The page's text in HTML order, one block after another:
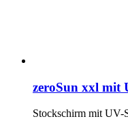
zeroSun xxl mit
Stockschirm mit UV-